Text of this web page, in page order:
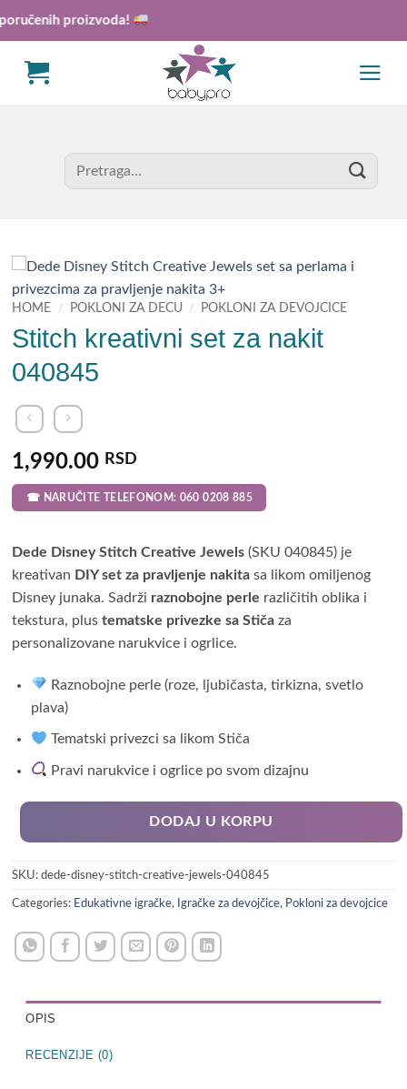
proizvoda!
Search
for:
HOME / POKLONI ZA DECU / POKLONI ZA DEVOJCICE
Stitch kreativni set za nakit
040845
1,990.00 RSD
☎ NARUČITE TELEFONOM: 060 0208 885
Dede Disney Stitch Creative Jewels (SKU 040845) je
kreativan DIY set za pravljenje nakita sa likom omiljenog
Disney junaka. Sadrži raznobojne perle različitih oblika i
tekstura, plustematske privezke sa Stiča za
personalizovane narukvice i ogrlice.
Raznobojne perle (roze, ljubičasta, tirkizna, svetlo
plava)
Tematski privezci sa likom Stiča
Pravi narukvice i ogrlice po svom dizajnu
DODAJ U KORPU
SKU:dede-disney-stitch-creative-jewels-040845
Categories: Edukativne igračke, Igračke za devojčice, Pokloni za devojcice
OPIS
RECENZIJE (0)